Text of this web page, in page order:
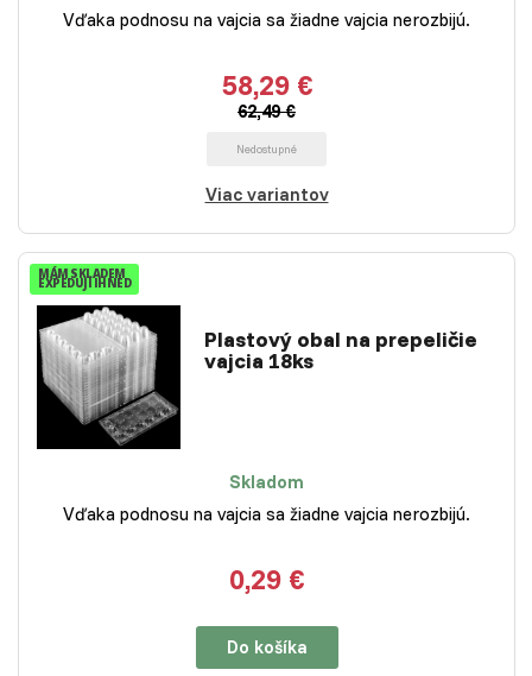
Vďaka podnosu na vajcia sa žiadne vajcia nerozbijú.
58,29 €
62,49 €
Nedostupné
Viac variantov
MÁM SKLADEM
EXPEDUJI IHNED
Plastový obal na prepeličie
vajcia 18ks
Skladom
Vďaka podnosu na vajcia sa žiadne vajcia nerozbijú.
0,29 €
Do košíka